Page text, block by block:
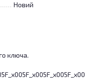
Новий
ключа.